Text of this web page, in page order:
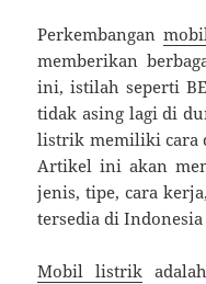
Perkembangan
memberikan
ini, istilah seperti
tidak asing lagi di
listrik memiliki cara
Artikel ini akan
jenis, tipe, cara
tersedia di
Mobil listrik